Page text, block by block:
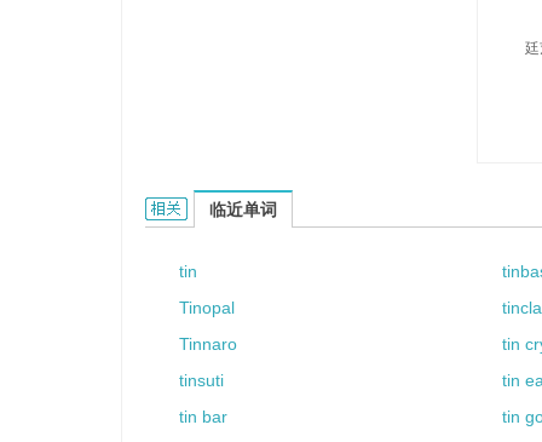
Tinz的相关资料：
临近单词
tin
Tinopal
Tinnaro
tin
tinsuti
tin
tin bar
tin